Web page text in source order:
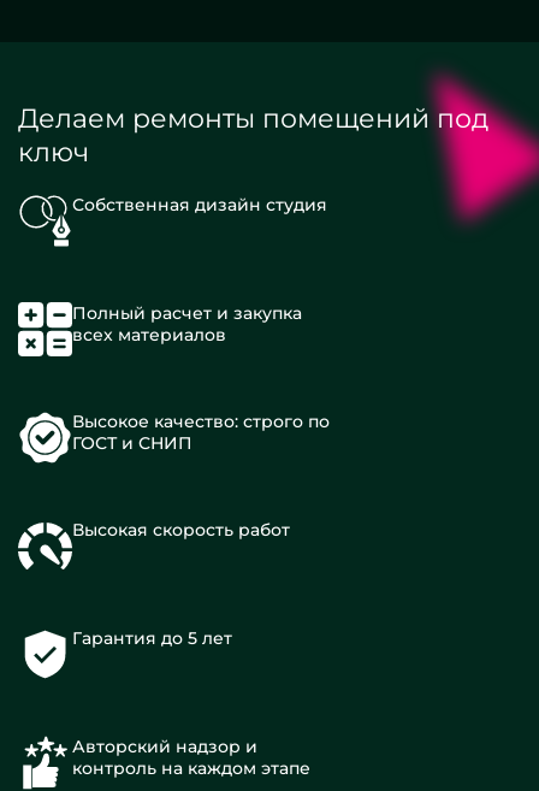
Делаем ремонты помещений под
ключ
Собственная дизайн студия
Полный расчет и закупка
всех материалов
Высокое качество: строго по
ГОСТ и СНИП
Высокая скорость работ
Гарантия до 5 лет
Авторский надзор и
контроль на каждом этапе